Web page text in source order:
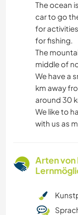
The ocean
car to go
for
for fishing.
The
middle of
We have a
km away
around 30
We like to
with us as
Arten von